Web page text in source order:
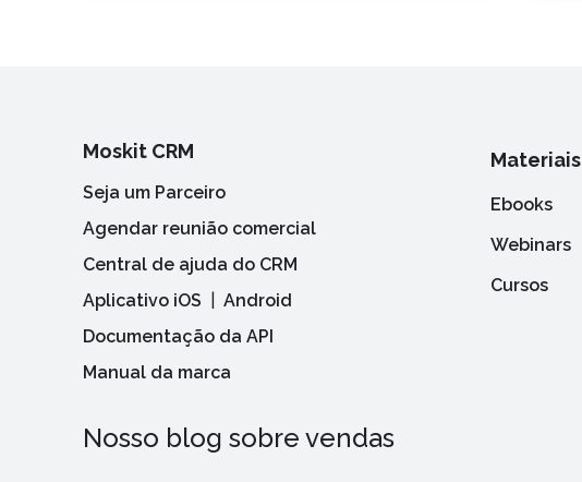
Moskit CRM
Seja um Parceiro
Agendar reunião comercial
Central de ajuda do CRM
Aplicativo iOS
Android
Documentação da API
Manual da marca
Materiais
Ebooks
Webinars
Cursos
Nosso blog sobre vendas